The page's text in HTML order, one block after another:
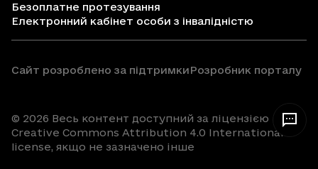
Безоплатне протезування
Електронний кабінет особи з інвалідністю
Сайт розроблено за підтримкиРозробник порталу
© 2026 Весь контент доступний за ліцензією
Creative Commons Attribution 4.0 International
license, якщо не зазначено інше